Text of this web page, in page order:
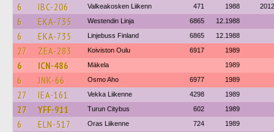
6 IBC-206 Valkeakosken Liikenn 471 1988 2012
6 EKA-735 Westendin Linja 6865 12.1988
6 EKA-735 Linjebuss Finland 6865 12.1988
27 ZEA-283 Koiviston Oulu 6917 1989
6 ICN-486 Mäkela 1989
6 JNK-66 Osmo Aho 6977 1989
27 IEA-161 Vekka Liikenne 4298 1989
27 YFF-911 Turun Citybus 602 1989
6 ELN-517 Oras Liikenne 724 1989